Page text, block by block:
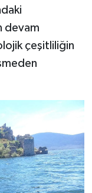
devam
çeşitliliğin